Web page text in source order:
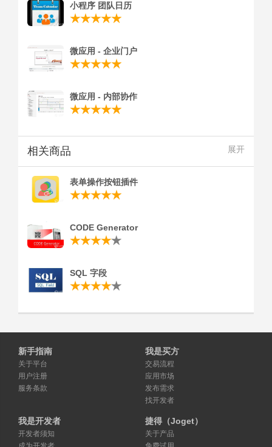
小程序 团队日历
微应用 - 企业门户
微应用 - 内部协作
相关商品 展开
表单操作按钮插件
CODE Generator
SQL 字段
新手指南
关于平台
用户注册
服务条款
我是买方
交易流程
应用市场
发布需求
找开发者
我是开发者
开发者须知
捷得（Joget）
关于产品